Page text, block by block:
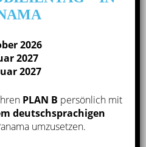
exklusiven
oder auch anderen
2026
2027
2027
PLAN B persönlich mit
deutschsprachigen
umzusetzen.